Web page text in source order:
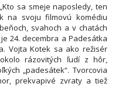
„Kto sa smeje naposledy, ten
na svoju filmovú komédiu
svahoch a v chatách
24. decembra a Padesátka
Vojta Kotek sa ako režisér
rázovitých ľudí z hôr,
„padesátek“. Tvorcovia
prekvapivé zvraty a tiež